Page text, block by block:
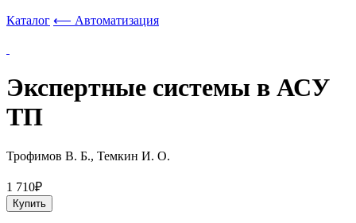
Каталог ⟵ Автоматизация
Экспертные системы в АСУ
ТП
Трофимов В. Б., Темкин И. О.
1 710₽
Купить